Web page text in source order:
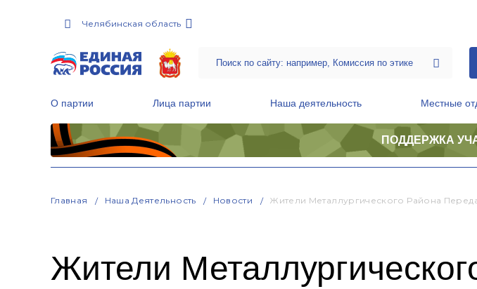
Челябинская область
О партии Лица партии Наша деятельность Местные
ПОДДЕРЖКА
Главная Наша Деятельность Новости Жители Металлургического Района
Жители